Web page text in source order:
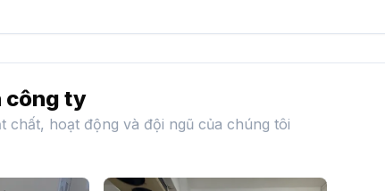
công ty
chất, hoạt động và đội ngũ của chúng tôi